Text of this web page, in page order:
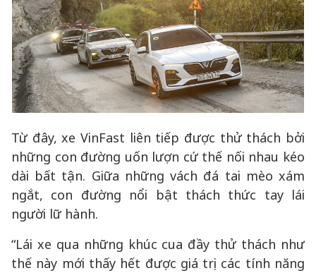
Từ đây, xe VinFast liên tiếp được thử thách bởi
những con đường uốn lượn cứ thế nối nhau kéo
dài bất tận. Giữa những vách đá tai mèo xám
ngắt, con đường nổi bật thách thức tay lái
người lữ hành.
“Lái xe qua những khúc cua đầy thử thách như
thế này mới thấy hết được giá trị các tính năng